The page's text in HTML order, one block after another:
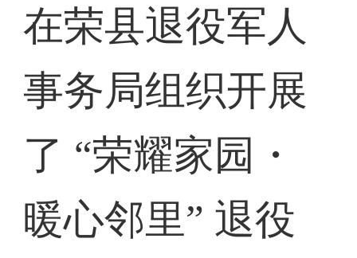
在荣县退役军人
事务局组织开展
了 “荣耀家园・
暖心邻里” 退役